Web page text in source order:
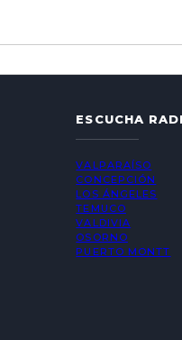
ESCUCHA
VALPARAÍSO
CONCEPCIÓN
LOS ÁNGELES
TEMUCO
VALDIVIA
OSORNO
PUERTO MONTT